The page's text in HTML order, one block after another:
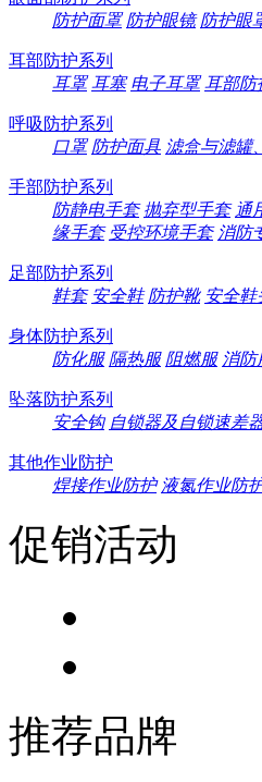
防护面罩 防护眼镜 防护眼
耳部防护系列
耳罩 耳塞 电子耳罩 耳部防
呼吸防护系列
口罩 防护面具 滤盒与滤罐
手部防护系列
防静电手套 抛弃型手套 通
缘手套 受控环境手套 消防
足部防护系列
鞋套 安全鞋 防护靴 安全鞋
身体防护系列
防化服 隔热服 阻燃服 消防
坠落防护系列
安全钩 自锁器及自锁速差
其他作业防护
焊接作业防护 液氮作业防
促销活动
推荐品牌